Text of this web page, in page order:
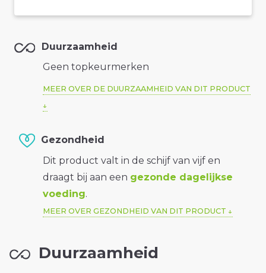
Duurzaamheid
Geen topkeurmerken
MEER OVER DE DUURZAAMHEID VAN DIT PRODUCT
Gezondheid
Dit product valt in de schijf van vijf en
draagt bij aan een gezonde dagelijkse
voeding.
MEER OVER GEZONDHEID VAN DIT PRODUCT
Duurzaamheid